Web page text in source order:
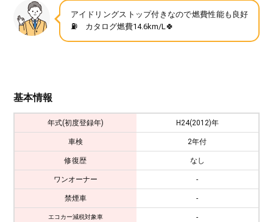
アイドリングストップ付きなので燃費性能も良好
⛽ カタログ燃費14.6km/L🍀
基本情報
年式(初度登録年) H24(2012)年
車検 2年付
修復歴 なし
ワンオーナー -
禁煙車 -
エコカー減税対象車 -